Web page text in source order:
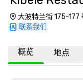
大波特兰街 175-177
联系我们
概览 地点